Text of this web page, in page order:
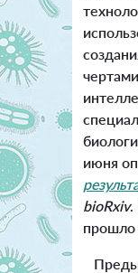
июня
bioRxiv.
прошло